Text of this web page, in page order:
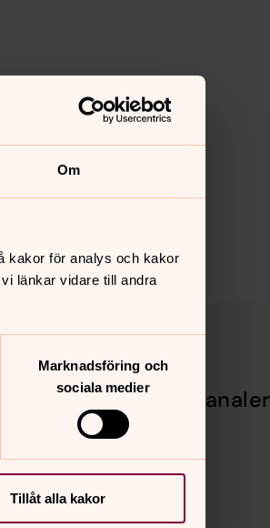
Om
kakor för analys och kakor
länkar vidare till andra
Marknadsföring och
sociala medier
Tillåt alla kakor
Sociala kanaler
Facebook
Instagram
Vimeo